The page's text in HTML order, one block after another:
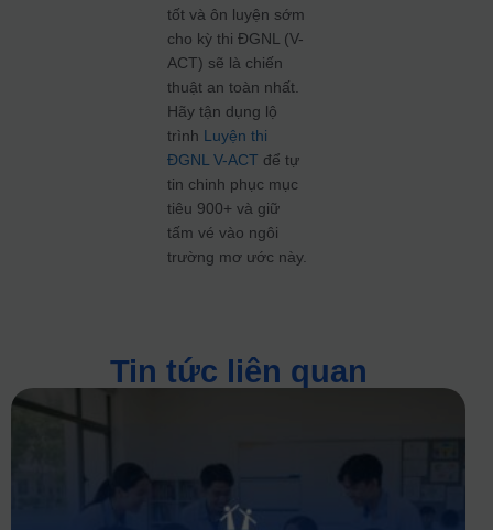
tốt và ôn luyện sớm
cho kỳ thi ĐGNL (V-
ACT) sẽ là chiến
thuật an toàn nhất.
Hãy tận dụng lộ
trình Luyện thi
ĐGNL V-ACT để tự
tin chinh phục mục
tiêu 900+ và giữ
tấm vé vào ngôi
trường mơ ước này.
Tin tức liên quan